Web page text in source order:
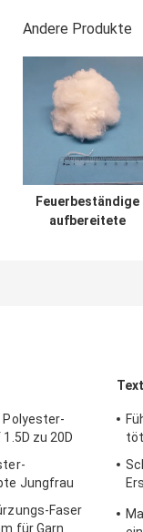
Andere Produkte
Feuerbeständige
aufbereitete
zu 20D
Jungfrau
Faser
für Garn